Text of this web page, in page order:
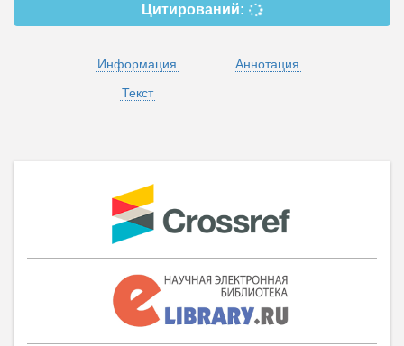
Цитирований:
Информация
Аннотация
Текст